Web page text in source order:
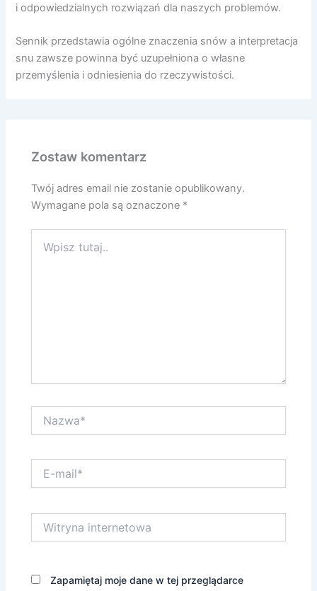
i odpowiedzialnych rozwiązań dla naszych problemów.
Sennik przedstawia ogólne znaczenia snów a interpretacja
snu zawsze powinna być uzupełniona o własne
przemyślenia i odniesienia do rzeczywistości.
Zostaw komentarz
Twój adres email nie zostanie opublikowany.
Wymagane pola są oznaczone *
tutaj..
mail*
internetowa
Zapamiętaj moje dane w tej przeglądarce